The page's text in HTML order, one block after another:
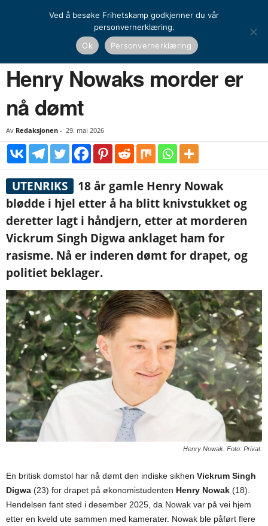
Henry Nowaks morder er nå dømt
Henry Nowaks morder er
nå dømt
Av Redaksjonen - 29. mai 2026
UTENRIKS
18 år gamle Henry Nowak
blødde i hjel etter å ha blitt knivstukket og
deretter lagt i håndjern, etter at morderen
Vickrum Singh Digwa anklaget ham for
rasisme. Nå er inderen dømt for drapet, og
politiet beklager.
Henry Nowak. Foto: Privat.
En britisk domstol har nå dømt den indiske sikhen Vickrum Singh
Digwa (23) for drapet på økonomistudenten Henry Nowak (18).
Hendelsen fant sted i desember 2025, da Nowak var på vei hjem
etter en kveld ute sammen med kamerater. Nowak ble påført flere
Ved å besøke Frihetskamp godkjenner du vår
personvernerklæring.
Ok
Personvernerklæring